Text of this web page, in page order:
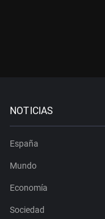
NOTICIAS
España
Mundo
Economía
Sociedad